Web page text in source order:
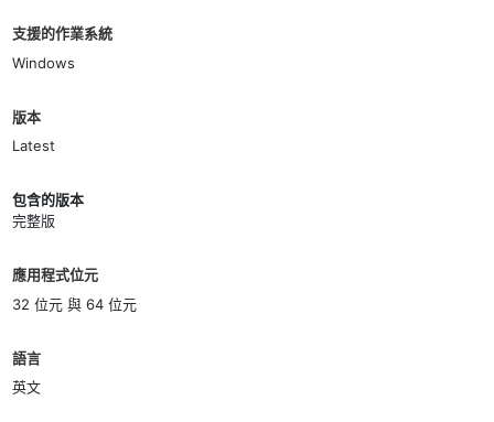
支援的作業系統
Windows
版本
Latest
包含的版本
完整版
應用程式位元
32 位元 與 64 位元
語言
英文